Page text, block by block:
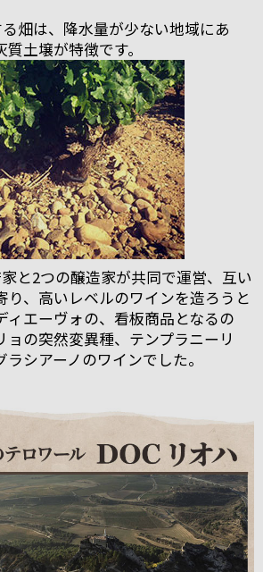
畑は、降水量が少ない地域にあ
土壌が特徴です。
と2つの醸造家が共同で運営、互い
り、高いレベルのワインを造ろうと
ィエーヴォの、看板商品となるの
ョの突然変異種、テンプラニーリ
シアーノのワインでした。